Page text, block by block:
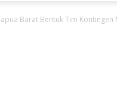
Barat Bentuk Tim